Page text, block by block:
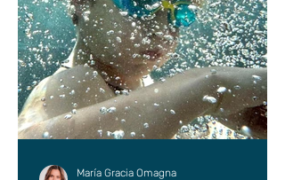
María Gracia Omagna